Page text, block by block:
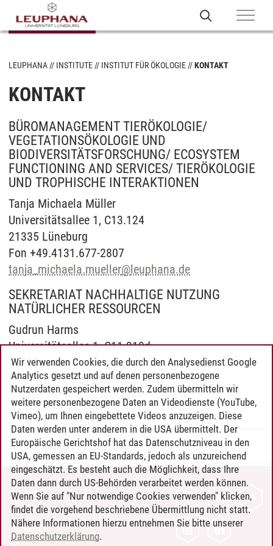
LEUPHANA INSTITUTE INSTITUT FÜR ÖKOLOGIE KONTAKT
KONTAKT
BÜROMANAGEMENT TIERÖKOLOGIE/
VEGETATIONSÖKOLOGIE UND
BIODIVERSITÄTSFORSCHUNG/ ECOSYSTEM
FUNCTIONING AND SERVICES/ TIERÖKOLOGIE
UND TROPHISCHE INTERAKTIONEN
Tanja Michaela Müller
Universitätsallee 1, C13.124
21335 Lüneburg
Fon +49.4131.677-2807
tanja_michaela.mueller@leuphana.de
SEKRETARIAT NACHHALTIGE NUTZUNG
NATÜRLICHER RESSOURCEN
Gudrun Harms
Universitätsallee 1, C11.210d
21335 Lüneburg
Fon +49.4131.677-2307
gudrun.harms@leuphana.de
Dr. Thomas Niemeyer/27.08.2025
KONTAKT
LEUPHANA ALS ARBEITGEBER
INTRANET
Wir verwenden Cookies, die durch den Analysedienst Google
Analytics gesetzt und auf denen personenbezogene
Nutzerdaten gespeichert werden. Zudem übermitteln wir
weitere personenbezogene Daten an Videodienste (YouTube,
Vimeo), um Ihnen eingebettete Videos anzuzeigen. Diese
Daten werden unter anderem in die USA übermittelt. Der
Europäische Gerichtshof hat das Datenschutzniveau in den
USA, gemessen an EU-Standards, jedoch als unzureichend
eingeschätzt. Es besteht auch die Möglichkeit, dass Ihre
Daten dann durch US-Behörden verarbeitet werden können.
Wenn Sie auf "Nur notwendige Cookies verwenden" klicken,
findet die vorgehend beschriebene Übermittlung nicht statt.
Nähere Informationen hierzu entnehmen Sie bitte unserer
Datenschutzerklärung.